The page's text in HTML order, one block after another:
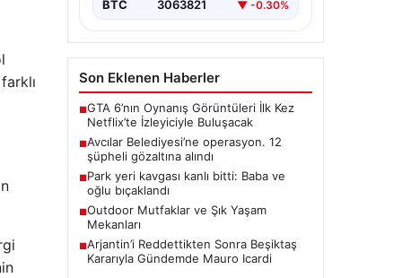
BTC 3063821 ▼ -0.30%
Son Eklenen Haberler
■GTA 6’nın Oynanış Görüntüleri İlk Kez
Netflix’te İzleyiciyle Buluşacak
■Avcılar Belediyesi’ne operasyon. 12
şüpheli gözaltına alındı
■Park yeri kavgası kanlı bitti: Baba ve
oğlu bıçaklandı
■Outdoor Mutfaklar ve Şık Yaşam
Mekanları
■Arjantin’i Reddettikten Sonra Beşiktaş
Kararıyla Gündemde Mauro Icardi